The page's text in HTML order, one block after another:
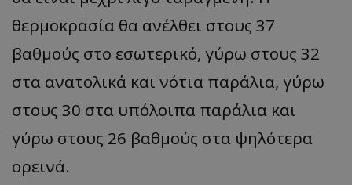
θερμοκρασία θα ανέλθει στους 37
βαθμούς στο εσωτερικό, γύρω στους 32
στα ανατολικά και νότια παράλια, γύρω
στους 30 στα υπόλοιπα παράλια και
γύρω στους 26 βαθμούς στα ψηλότερα
ορεινά.